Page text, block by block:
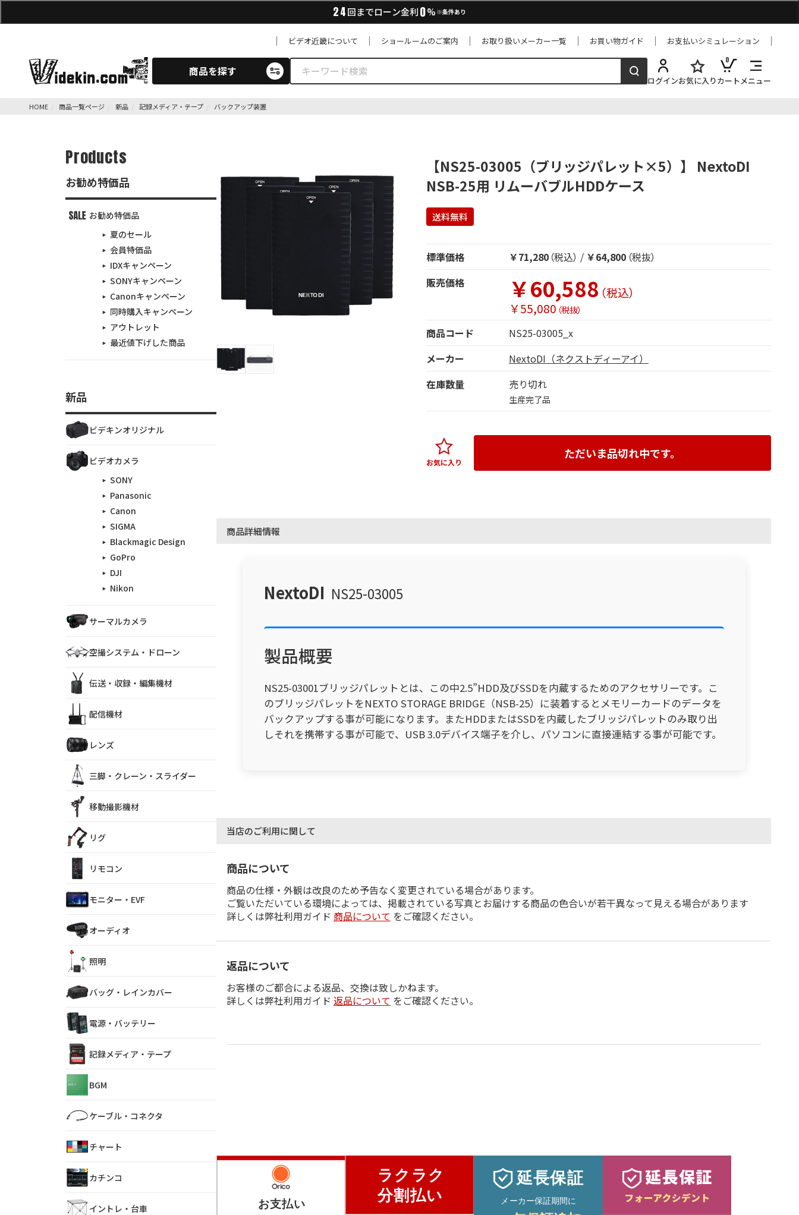
24回までローン金利0% ※条件あり
ビデオ近畿について ショールームのご案内 お取り扱いメーカー一覧 お買い物ガイド お支払いシミュレーション
商品を探す
ログインお気に入り
0
カートメニュー
HOME 商品一覧ページ 新品 記録メディア・テープ バックアップ装置
【NS25-03005（ブリッジパレット×5）】 NextoDI
NSB-25用 リムーバブルHDDケース
送料無料
標準価格 ￥71,280 （税込） / ￥64,800 （税抜）
販売価格
￥60,588 （税込）
￥55,080 （税抜）
商品コード
NS25-03005_x
メーカー
NextoDI（ネクストディーアイ）
在庫数量
売り切れ
生産完了品
ただいま品切れ中です。
お気に入り
商品詳細情報
NextoDI NS25-03005
製品概要
NS25-03001ブリッジパレットとは、この中2.5”HDD及びSSDを内蔵するためのアクセサリーです。こ
のブリッジパレットをNEXTO STORAGE BRIDGE（NSB-25）に装着するとメモリーカードのデータを
バックアップする事が可能になります。またHDDまたはSSDを内蔵したブリッジパレットのみ取り出
しそれを携帯する事が可能で、USB 3.0デバイス端子を介し、パソコンに直接連結する事が可能です。
当店のご利用に関して
商品について
商品の仕様・外観は改良のため予告なく変更されている場合があります。
ご覧いただいている環境によっては、掲載されている写真とお届けする商品の色合いが若干異なって見える場合があります
詳しくは弊社利用ガイド 商品について をご確認ください。
返品について
お客様のご都合による返品、交換は致しかねます。
詳しくは弊社利用ガイド返品について をご確認ください。
Products
お勧め特価品
お勧め特価品
夏のセール
会員特価品
IDXキャンペーン
SONYキャンペーン
Canonキャンペーン
同時購入キャンペーン
アウトレット
最近値下げした商品
新品
ビデキンオリジナル
ビデオカメラ
SONY
Panasonic
Canon
SIGMA
Blackmagic Design
GoPro
DJI
Nikon
サーマルカメラ
空撮システム・ドローン
伝送・収録・編集機材
配信機材
レンズ
三脚・クレーン・スライダー
移動撮影機材
リグ
リモコン
モニター・EVF
オーディオ
照明
バッグ・レインカバー
電源・バッテリー
記録メディア・テープ
BGM
ケーブル・コネクタ
チャート
カチンコ
イントレ・台車